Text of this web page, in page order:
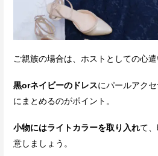
ご親族の場合は、ホストとしての心遣
黒orネイビーのドレスにパールアク
にまとめるのがポイント。
小物にはライトカラーを取り入れて
意しましょう。